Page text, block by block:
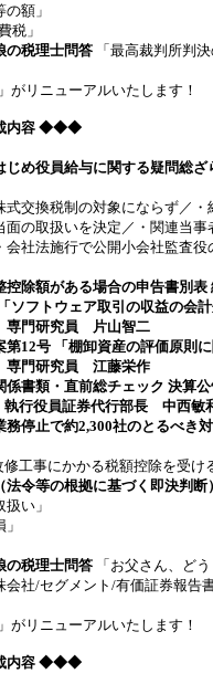
額」
税」
の税理士問答 「最高裁判所判
がリニューアルいたします！
内容 ◆◆◆
じめ役員給与に関する疑問総ざ
式交換税制の対象にならず／
面の取扱いを決定／・関連当
会社法施行で公開小会社監査
控除額がある場合の申告書別表
ソフトウェア取引の収益の会
門研究員 片山智二
第12号 「棚卸資産の評価原則
門研究員 江藤栄作
係書類・直前総チェック 決算
役員証券代行部長 中西敏
務停止で約2,300社のとるべ
修工事にかかる税額控除を受け
法令等の根拠に基づく即決判
い」
の税理士問答 「お父さん、ど
会社/セグメント/有価証券報告
がリニューアルいたします！
内容 ◆◆◆